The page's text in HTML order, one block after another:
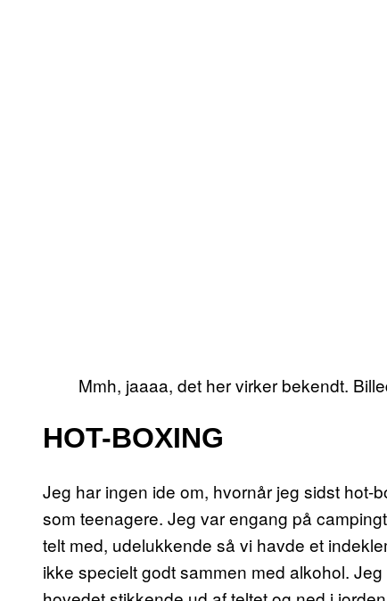
Mmh, jaaaa, det her virker bekendt.
HOT-BOXING
Jeg har ingen ide om, hvornår jeg sidst hot-
som teenagere. Jeg var engang på
telt med, udelukkende så vi havde et
ikke specielt godt sammen med alkohol.